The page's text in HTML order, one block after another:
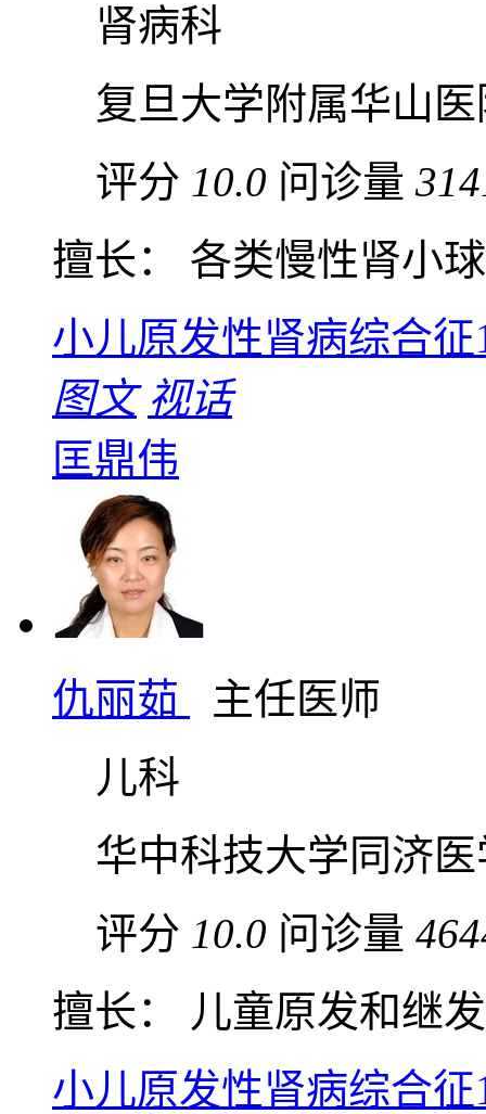
肾病科
复旦大学附属华山医
评分 10.0 问诊量
擅长： 各类慢性肾小
小儿原发性肾病综合征
图文 视话
匡鼎伟
仇丽茹
主任医师
儿科
华中科技大学同济
评分 10.0 问诊量
擅长： 儿童原发和继
小儿原发性肾病综合征